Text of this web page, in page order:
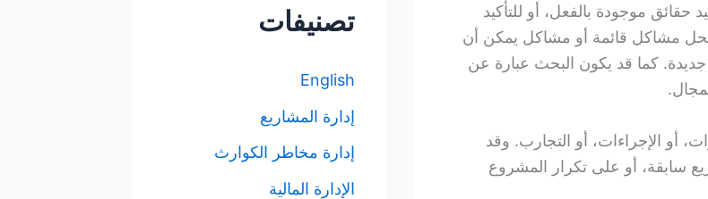
حقائق موجودة بالفعل، أو للتأكيد
مشاكل قائمة أو مشاكل يمكن أن
جديدة. كما قد يكون البحث عبارة عن
أو الإجراءات، أو التجارب. وقد
سابقة، أو على تكرار المشروع
ع
تصنيفات
English
إدارة المشاريع
إدارة مخاطر الكوارث
الإدارة المالية